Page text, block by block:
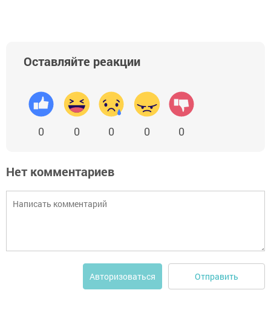
Оставляйте реакции
0 0 0 0 0
Нет комментариев
Авторизоваться Отправить